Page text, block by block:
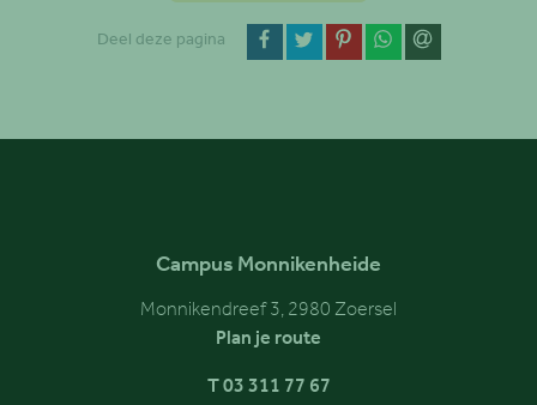
Deel deze pagina op Facebook
op Twitterop Pinterestop WhatsApp
Campus Monnikenheide
Monnikendreef 3, 2980 Zoersel
Plan je route
T 03 311 77 67